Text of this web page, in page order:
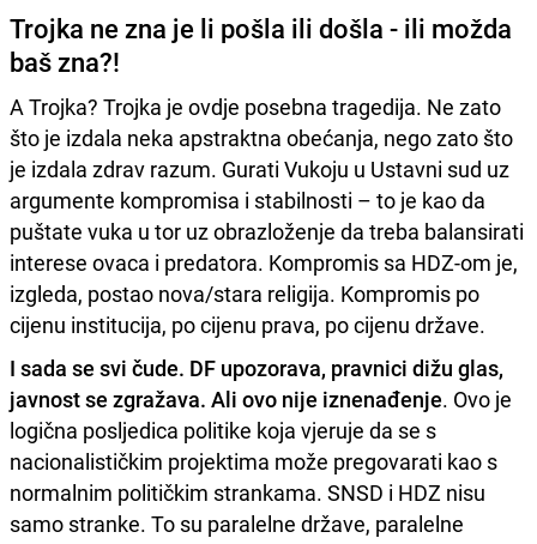
Trojka ne zna je li pošla ili došla - ili možda
baš zna?!
A Trojka? Trojka je ovdje posebna tragedija. Ne zato
što je izdala neka apstraktna obećanja, nego zato što
je izdala zdrav razum. Gurati Vukoju u Ustavni sud uz
argumente kompromisa i stabilnosti – to je kao da
puštate vuka u tor uz obrazloženje da treba balansirati
interese ovaca i predatora. Kompromis sa HDZ-om je,
izgleda, postao nova/stara religija. Kompromis po
cijenu institucija, po cijenu prava, po cijenu države.
I sada se svi čude. DF upozorava, pravnici dižu glas,
javnost se zgražava. Ali ovo nije iznenađenje. Ovo je
logična posljedica politike koja vjeruje da se s
nacionalističkim projektima može pregovarati kao s
normalnim političkim strankama. SNSD i HDZ nisu
samo stranke. To su paralelne države, paralelne